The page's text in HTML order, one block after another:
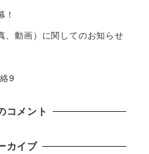
、動画）に関してのお知らせ
9
コメント
カイブ